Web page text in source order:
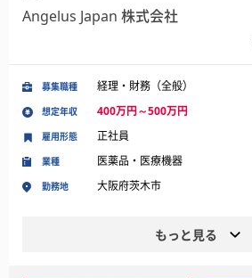
Angelus Japan 株式会社
募集職種 経理・財務（全般）
想定年収 400万円～500万円
業種 医薬品・医療機器
勤務地 大阪府茨木市
雇用形態 正社員
もっと見る